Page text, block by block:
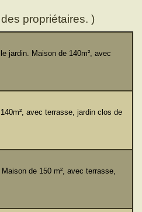
propriétaires. )
jardin. Maison de 140m², avec
avec terrasse, jardin clos de
de 150 m², avec terrasse,